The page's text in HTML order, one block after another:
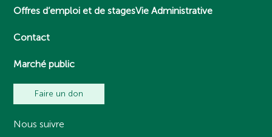
Offres d’emploi et de stages
Contact
Marché public
Vie Administrative
Faire un don
Nous suivre